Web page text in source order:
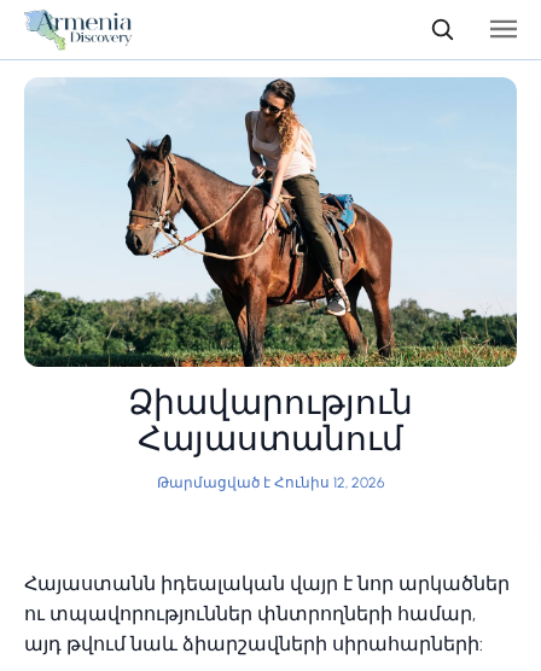
Ձիավարություն
Հայաստանում
Թարմացված է Հունիս 12, 2026
Հայաստանն իդեալական վայր է նոր արկածներ
ու տպավորություններ փնտրողների համար,
այդ թվում նաև ձիարշավների սիրահարների: